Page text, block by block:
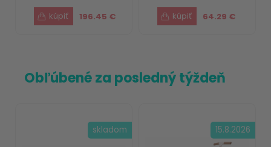
196.45 € 64.29 €
Obľúbené za posledný týždeň
skladom 15.8.2026